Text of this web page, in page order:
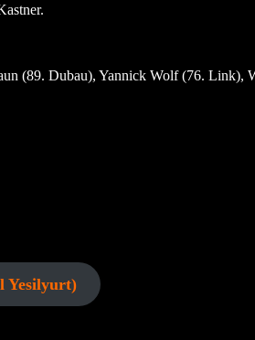
(89. Dubau), Yannick Wolf (76. Link),
Yesilyurt)